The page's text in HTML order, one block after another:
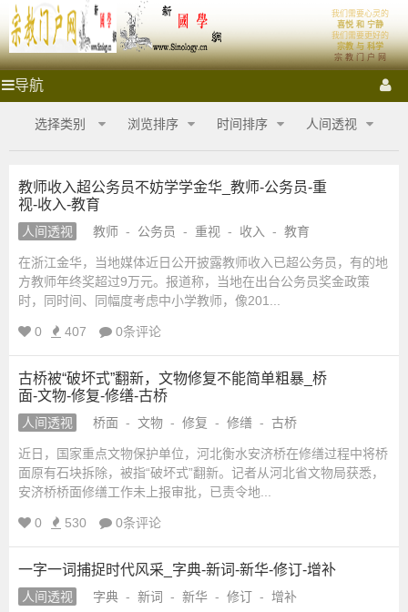
我们需要心灵的
喜悦 和 宁静
我们需要更好的
宗教 与 科学
宗 教 门 户 网
导航
宗
户
网
宗
教
商
城
_
宗
教
合
网-
国
学
_
国
学
网
_
学
网
站
宗
教
网
宗
商
城
宗
教
祭拜圣地 宗教门户 各大宗教 宗教艺术 宗教影音
选择类别 浏览排序 时间排序 人间透视
教师收入超公务员不妨学学金华_教师-公务员-重
视-收入-教育
人间透视 教师 - 公务员 - 重视 - 收入 - 教育
在浙江金华，当地媒体近日公开披露教师收入已超公务员，有的地
方教师年终奖超过9万元。报道称，当地在出台公务员奖金政策
时，同时间、同幅度考虑中小学教师，像201...
0 407 0条评论
古桥被“破坏式”翻新，文物修复不能简单粗暴_桥
面-文物-修复-修缮-古桥
人间透视 桥面 - 文物 - 修复 - 修缮 - 古桥
近日，国家重点文物保护单位，河北衡水安济桥在修缮过程中将桥
面原有石块拆除，被指“破坏式”翻新。记者从河北省文物局获悉，
安济桥桥面修缮工作未上报审批，已责令地...
0 530 0条评论
一字一词捕捉时代风采_字典-新词-新华-修订-增补
人间透视 字典 - 新词 - 新华 - 修订 - 增补